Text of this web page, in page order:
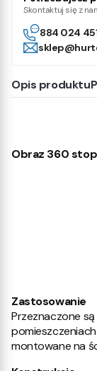
Skontaktuj się z
884 024
Opis produktu
Obraz 360
Zastosowanie
Przeznaczone
montowane na